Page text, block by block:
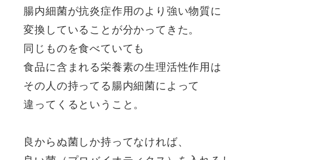
腸内細菌が抗炎症作用のより強い物質に
変換していることが分かってきた。
同じものを食べていても
食品に含まれる栄養素の生理活性作用は
その人の持ってる腸内細菌によって
違ってくるということ。
良からぬ菌しか持ってなければ、